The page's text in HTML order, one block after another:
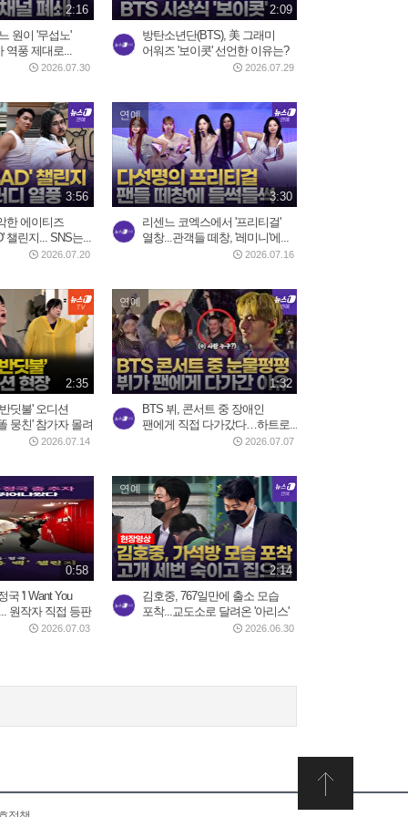
2:16
원이 '무섭노'
역풍 제대로...
2026.07.30
2:09
방탄소년단(BTS), 美 그래미
어워즈 '보이콧' 선언한 이유는?
2026.07.29
3:56
한 에이티즈
챌린지... SNS는...
2026.07.20
연예
3:30
리센느 코엑스에서 '프리티걸'
열창...관객들 떼창, '레미니'에...
2026.07.16
2:35
딧불' 오디션
뭉친' 참가자 몰려
2026.07.14
연예
1:32
BTS 뷔, 콘서트 중 장애인
팬에게 직접 다가갔다…하트로...
2026.07.07
0:58
국 'I Want You
원작자 직접 등판
2026.07.03
연예
2:14
김호중, 767일만에 출소 모습
포착...교도소로 달려온 '아리스'
2026.06.30